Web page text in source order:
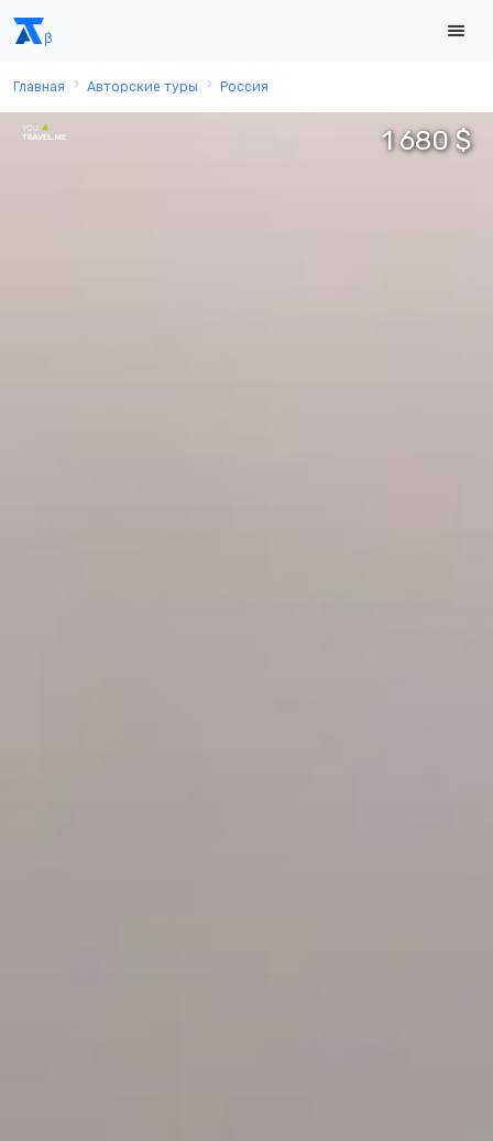
Главная Авторские туры Россия
1 680 $